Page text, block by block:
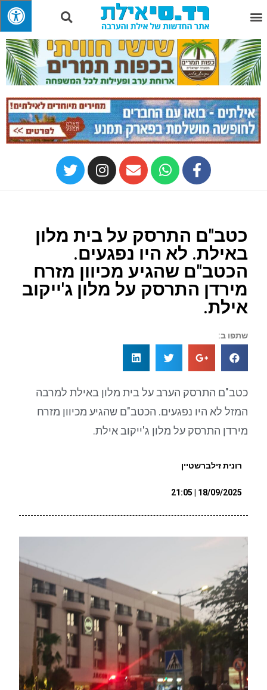
כטב"ם התרסק על בית מלון
באילת. לא היו נפגעים.
הכטב"ם שהגיע מכיוון מזרח
מירדן התרסק על מלון ג'ייקוב
אילת.
שתפו ב:
כטב"ם התרסק הערב על בית מלון באילת למרבה
המזל לא היו נפגעים. הכטב"ם שהגיע מכיוון מזרח
מירדן התרסק על מלון ג'ייקוב אילת.
רונית זילברשטיין
18/09/2025 | 21:05